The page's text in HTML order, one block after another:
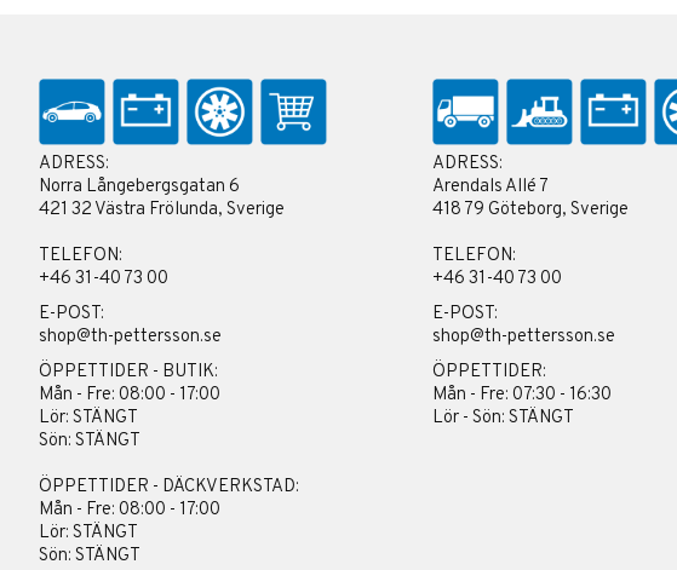
ADRESS:
Norra Långebergsgatan 6
421 32 Västra Frölunda, Sverige
TELEFON:
+46 31-40 73 00
E-POST:
shop@th-pettersson.se
ÖPPETTIDER - BUTIK:
Mån - Fre: 08:00 - 17:00
Lör: STÄNGT
Sön: STÄNGT
ÖPPETTIDER - DÄCKVERKSTAD:
Mån - Fre: 08:00 - 17:00
Lör: STÄNGT
Sön: STÄNGT
ADRESS:
Arendals Allé 7
418 79 Göteborg, Sverige
TELEFON:
+46 31-40 73 00
E-POST:
shop@th-pettersson.se
ÖPPETTIDER:
Mån - Fre: 07:30 - 16:30
Lör - Sön: STÄNGT